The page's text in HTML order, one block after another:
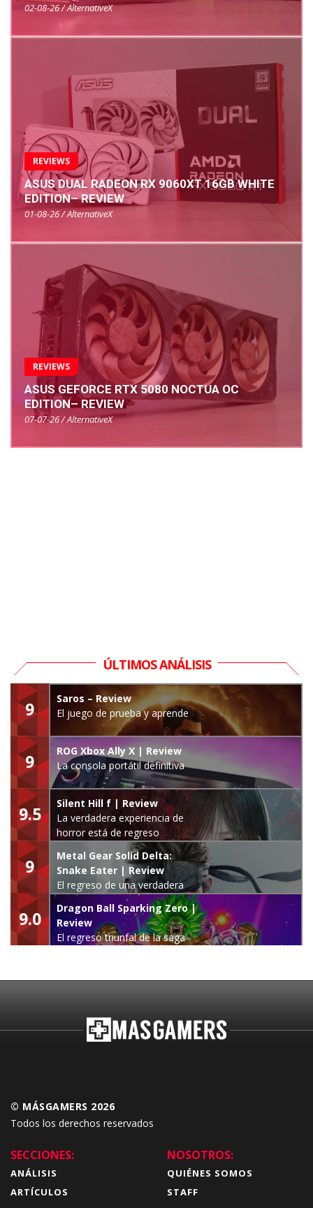
02-08-26 / AlternativeX
REVIEWS
ASUS DUAL RADEON RX 9060XT 16GB WHITE
EDITION– REVIEW
01-08-26 / AlternativeX
REVIEWS
ASUS GEFORCE RTX 5080 NOCTUA OC
EDITION– REVIEW
07-07-26 / AlternativeX
ÚLTIMOS ANÁLISIS
9
Saros – Review
El juego de prueba y aprende
9
ROG Xbox Ally X | Review
La consola portátil definitiva
9.5
Silent Hill f | Review
La verdadera experiencia de
horror está de regreso
9
Metal Gear Solid Delta:
Snake Eater | Review
El regreso de una verdadera
leyenda
9.0
Dragon Ball Sparking Zero |
Review
El regreso triunfal de la saga
© MÁSGAMERS 2026
Todos los derechos reservados
SECCIONES:
ANÁLISIS
ARTÍCULOS
NOSOTROS:
QUIÉNES SOMOS
STAFF